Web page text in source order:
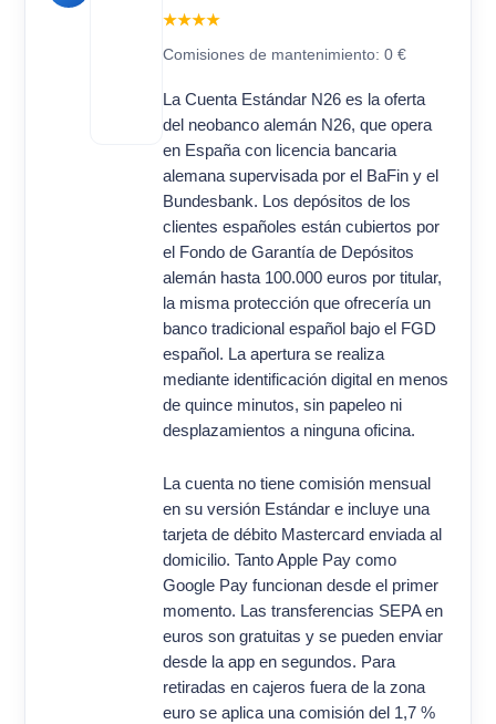
★★★★
Comisiones de mantenimiento: 0 €
La Cuenta Estándar N26 es la oferta
del neobanco alemán N26, que opera
en España con licencia bancaria
alemana supervisada por el BaFin y el
Bundesbank. Los depósitos de los
clientes españoles están cubiertos por
el Fondo de Garantía de Depósitos
alemán hasta 100.000 euros por titular,
la misma protección que ofrecería un
banco tradicional español bajo el FGD
español. La apertura se realiza
mediante identificación digital en menos
de quince minutos, sin papeleo ni
desplazamientos a ninguna oficina.
La cuenta no tiene comisión mensual
en su versión Estándar e incluye una
tarjeta de débito Mastercard enviada al
domicilio. Tanto Apple Pay como
Google Pay funcionan desde el primer
momento. Las transferencias SEPA en
euros son gratuitas y se pueden enviar
desde la app en segundos. Para
retiradas en cajeros fuera de la zona
euro se aplica una comisión del 1,7 %